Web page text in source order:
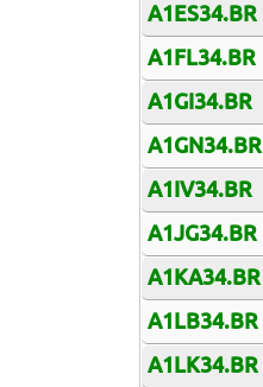
A1ES34.BR
A1FL34.BR
A1GI34.BR
A1GN34.BR
A1IV34.BR
A1JG34.BR
A1KA34.BR
A1LB34.BR
A1LK34.BR